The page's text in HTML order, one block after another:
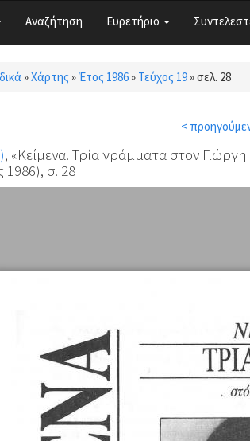
Αναζήτηση Ευρετήριο
»Χάρτης »Έτος 1986» Τεύχος 19»σελ. 28
<
, «Κείμενα. Τρία γράμματα στον
1986), σ. 28